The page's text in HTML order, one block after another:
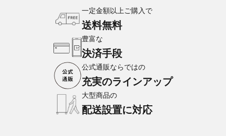
一定金額以上ご購入で
送料無料
豊富な
決済手段
公式通販ならではの
充実のラインアップ
大型商品の
配送設置に対応